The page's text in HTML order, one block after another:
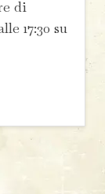
di
17:30 su